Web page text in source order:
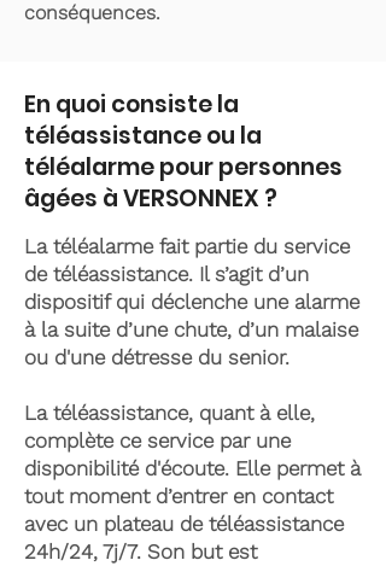
conséquences.
En quoi consiste la
téléassistance ou la
téléalarme pour personnes
âgées à VERSONNEX ?
La téléalarme fait partie du service
de téléassistance. Il s’agit d’un
dispositif qui déclenche une alarme
à la suite d’une chute, d’un malaise
ou d'une détresse du senior.
La téléassistance, quant à elle,
complète ce service par une
disponibilité d'écoute. Elle permet à
tout moment d’entrer en contact
avec un plateau de téléassistance
24h/24, 7j/7. Son but est